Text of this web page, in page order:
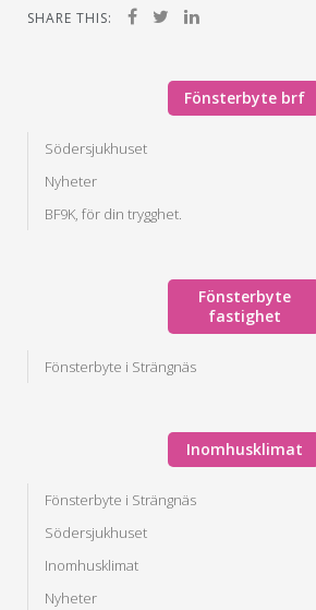
SHARE THIS:
Fönsterbyte brf
Södersjukhuset
Nyheter
BF9K, för din trygghet.
Fönsterbyte
fastighet
Fönsterbyte i Strängnäs
Inomhusklimat
Fönsterbyte i Strängnäs
Södersjukhuset
Inomhusklimat
Nyheter